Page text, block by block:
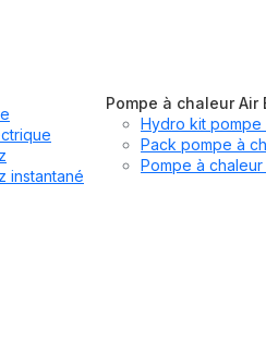
instantané
Pompe à chaleur Air
Hydro kit pompe
Pack pompe à
Pompe à